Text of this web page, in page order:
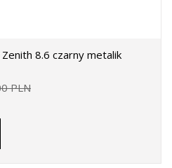
8.6 czarny metalik
PLN